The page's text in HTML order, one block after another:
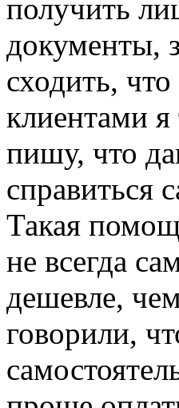
получить
документы,
сходить,
клиентами
пишу, что
справиться
Такая
не всегда
дешевле,
говорили,